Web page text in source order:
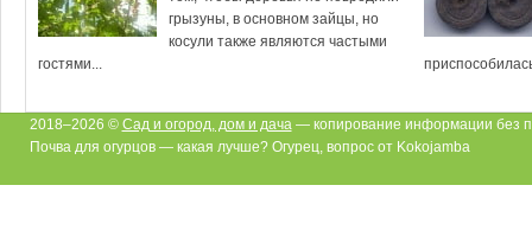
грызуны, в основном зайцы, но
косули также являются частыми
гостями...
2018–2026 © Сад и огород, дом и дача — копирование информации без
Почва для огурцов — какая лучше? Огурец, вопрос от Kokojamba